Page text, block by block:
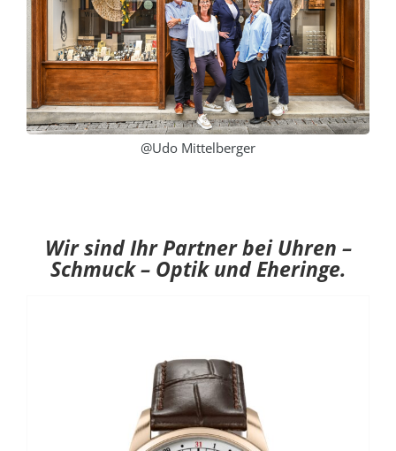
@Udo Mittelberger
Wir sind Ihr Partner bei Uhren –
Schmuck – Optik und Eheringe.